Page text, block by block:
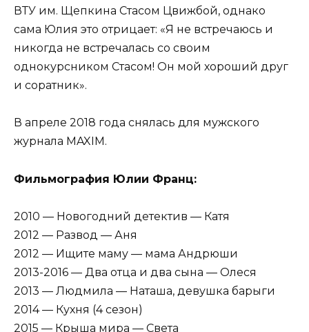
ВТУ им. Щепкина Стасом Цвижбой, однако
сама Юлия это отрицает: «Я не встречаюсь и
никогда не встречалась со своим
однокурсником Стасом! Он мой хороший друг
и соратник».
В апреле 2018 года снялась для мужского
журнала MAXIM.
Фильмография Юлии Франц:
2010 — Новогодний детектив — Катя
2012 — Развод — Аня
2012 — Ищите маму — мама Андрюши
2013-2016 — Два отца и два сына — Олеся
2013 — Людмила — Наташа, девушка барыги
2014 — Кухня (4 сезон)
2015 — Крыша мира — Света